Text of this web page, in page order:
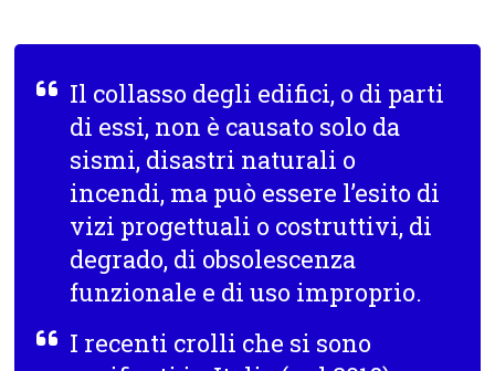
Il collasso degli edifici, o di parti
di essi, non è causato solo da
sismi, disastri naturali o
incendi, ma può essere l’esito di
vizi progettuali o costruttivi, di
degrado, di obsolescenza
funzionale e di uso improprio.
I recenti crolli che si sono